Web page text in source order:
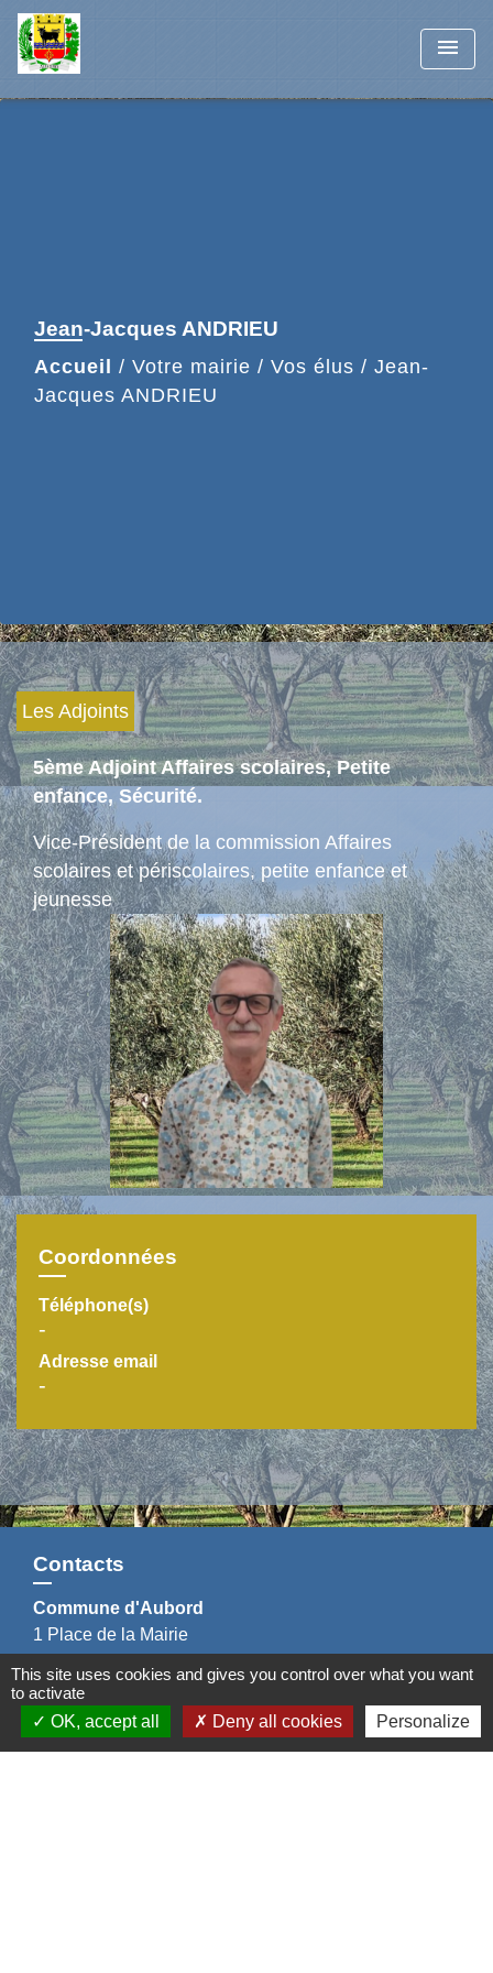
menu
Jean-Jacques ANDRIEU
Accueil / Votre mairie / Vos élus / Jean-
Jacques ANDRIEU
Les Adjoints
5ème Adjoint Affaires scolaires, Petite
enfance, Sécurité.
Vice-Président de la commission Affaires
scolaires et périscolaires, petite enfance et
jeunesse
Coordonnées
Téléphone(s)
-
Adresse email
-
Contacts
Commune d'Aubord
1 Place de la Mairie
+33 4 66 71 12 65
Contact par formulaire
This site uses cookies and gives you control over what you want
to activate
OK, accept all
Deny all cookies Personalize